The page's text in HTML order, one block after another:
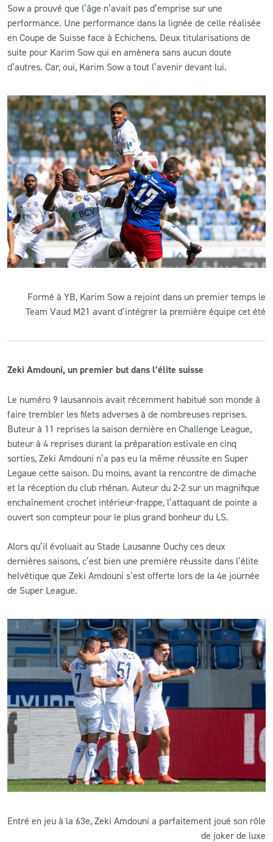
LS E-SHOP
L’APP DU LS
LS ACADEMY CAMPS
PRESSE ET MEDIAS
Sow a prouvé que l’âge n’avait pas d’emprise sur une
performance. Une performance dans la lignée de celle réalisée
en Coupe de Suisse face à Echichens. Deux titularisations de
suite pour Karim Sow qui en amènera sans aucun doute
d’autres. Car, oui, Karim Sow a tout l’avenir devant lui.
Formé à YB, Karim Sow a rejoint dans un premier temps le
Team Vaud M21 avant d’intégrer la première équipe cet été
Zeki Amdouni, un premier but dans l’élite suisse
Le numéro 9 lausannois avait récemment habitué son monde à
faire trembler les filets adverses à de nombreuses reprises.
Buteur à 11 reprises la saison dernière en Challenge League,
buteur à 4 reprises durant la préparation estivale en cinq
sorties, Zeki Amdouni n’a pas eu la même réussite en Super
Legaue cette saison. Du moins, avant la rencontre de dimache
et la réception du club rhénan. Auteur du 2-2 sur un magnifique
enchaînement crochet intérieur-frappe, l’attaquant de pointe a
ouvert son compteur pour le plus grand bonheur du LS.
Alors qu’il évoluait au Stade Lausanne Ouchy ces deux
dernières saisons, c’est bien une première réussite dans l’élite
helvétique que Zeki Amdouni s’est offerte lors de la 4e journée
de Super League.
Entré en jeu à la 63e, Zeki Amdouni a parfaitement joué son rôle
de joker de luxe